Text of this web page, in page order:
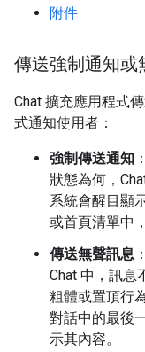
附件
傳送強制通知或
Chat 擴充應用程式
式通知使用者：
強制傳送通知
狀態為何，
系統會醒目顯
或首頁清單中
傳送無聲訊息
Chat 中，訊息
粗體或置頂行
對話中的最後
示其內容。